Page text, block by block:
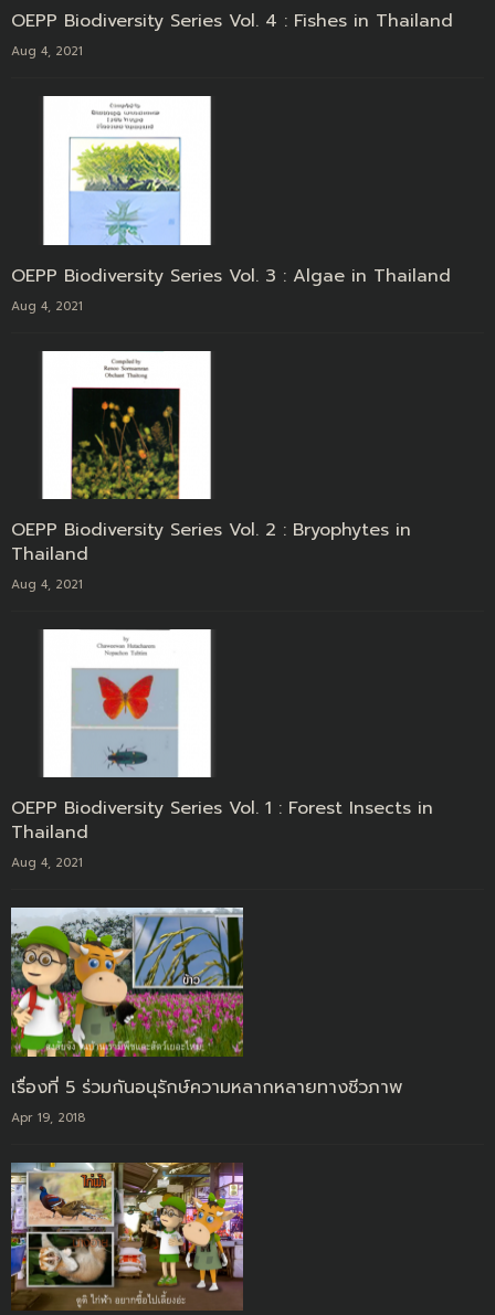
OEPP Biodiversity Series Vol. 4 : Fishes in Thailand
Aug 4, 2021
OEPP Biodiversity Series Vol. 3 : Algae in Thailand
Aug 4, 2021
OEPP Biodiversity Series Vol. 2 : Bryophytes in
Thailand
Aug 4, 2021
OEPP Biodiversity Series Vol. 1 : Forest Insects in
Thailand
Aug 4, 2021
เรื่องที่ 5 ร่วมกันอนุรักษ์ความหลากหลายทางชีวภาพ
Apr 19, 2018